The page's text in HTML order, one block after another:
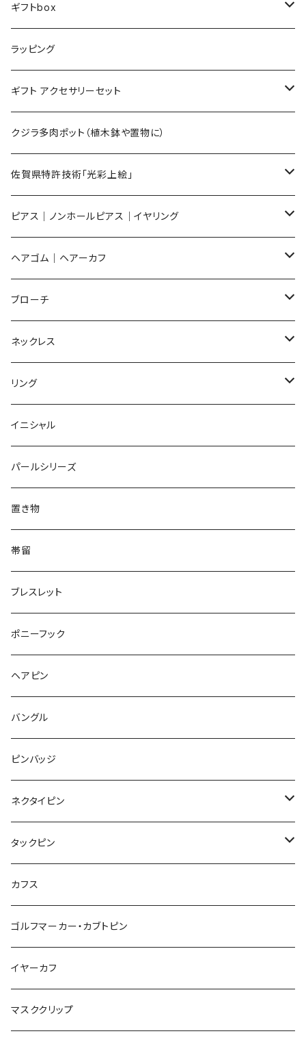
ギフトbox
Lサイズ
Mサイズ
Sサイズ
ラッピング
ギフト アクセサリーセット
flower
メンズ ギフトセット
クジラ多肉ポット（植木鉢や置物に）
佐賀県特許技術「光彩上絵」
ピアス
イヤリング
ノンホールピアス
ヘアゴム
ブローチ
ネックレス
リング
ピアス｜ノンホールピアス｜イヤリング
ピアス
Flower
Dot
Square
てんとう虫
pattern
こいのぼり
マーブル
カメオ
星
鳥
ノンホールピアス
Flower
Dot
Square
Bubble
Animal
マーブル
こいのぼり
てんとう虫
鳥
食品
イヤリング
Flower
Round
鳥
Triangle
食品
ハロウィン
カモフラージュ
square
天使
リボン
ヘアゴム｜ヘアーカフ
Flower
Round
Square
てんとう虫
Animal
うさぎ
パンダ
ハムスター
レッサーパンダ
ブタ
鏡
Pattern
マーメイド
雲
月
惑星
星
唐津土
lip
フルーツ
アイスクリーム
マーブル
音楽
カメオ
ハート
ブローチ
Flower
Animal
猫
犬
クジラ
くま
コアラ
羊
牛
カメ
イルカ
Lips
鏡
Pattern
house
bag
フルーツ
さくらんぼ
レモン
てんとう虫
野菜
雲
月
惑星
星
こいのぼり
カメラ
音楽
バイオリン
カメオ
バルーン
ネックレス
Flower
Animal
てんとう虫
Food
Pattern
ガラス
カメラ
リボン
ラリエット
モザイク
ハート
アルファベット
ハロウィン
紐
鳥
バルーン
リング
Flower
Round
てんとう虫
animal
lip
フルーツ
パン
ガラス
リボン
マーブル
鳥
星
アルファベット
ハロウィン
カメオ
イニシャル
パールシリーズ
置き物
帯留
ブレスレット
ポニーフック
ヘアピン
バングル
ピンバッジ
ネクタイピン
結び
スクエア
タックピン
結び
カフス
ゴルフマーカー・カブトピン
イヤーカフ
マスククリップ